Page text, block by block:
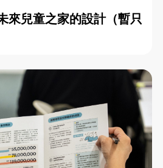
來兒童之家的設計（暫只